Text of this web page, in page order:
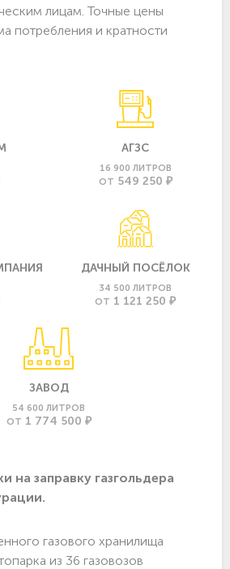
лицам. Точные цены
потребления и кратности
АГЗС
16 900 ЛИТРОВ
ОТ 549 250 ₽
ДАЧНЫЙ ПОСЁЛОК
34 500 ЛИТРОВ
ОТ 1 121 250 ₽
ЗАВОД
54 600 ЛИТРОВ
ОТ 1 774 500 ₽
нa заправку газгольдера
газового хранилища
из 36 газовозов